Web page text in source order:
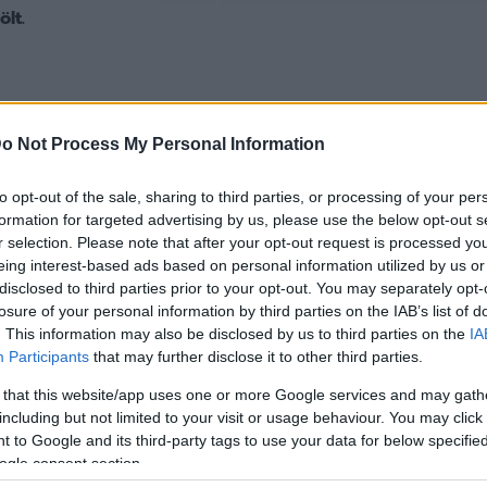
Not Process My Personal Information
opt-out of the sale, sharing to third parties, or processing of your
for targeted advertising by us, please use the below opt-out
selection. Please note that after your opt-out request is processed
interest-based ads based on personal information utilized by us
to third parties prior to your opt-out. You may separately
of your personal information by third parties on the IAB’s list of
This information may also be disclosed by us to third parties on the
Participants that may further disclose it to other third parties.
that this website/app uses one or more Google services and may
but not limited to your visit or usage behaviour. You may
to Google and its third-party tags to use your data for below
consent section.
túl jól az NB II-ben: a vezetőség egyértelműen
8. helyén telel, 11 pontra a második helyen
zárta a naptári évet: a Magyar Kupából a III.
ki 5-3-ra. A Nemzeti Sport értesülései Szanyó Károly
belülifj. Bene Ferenc veszi át az angyalföldiek
az átigazolásokról – meglehet